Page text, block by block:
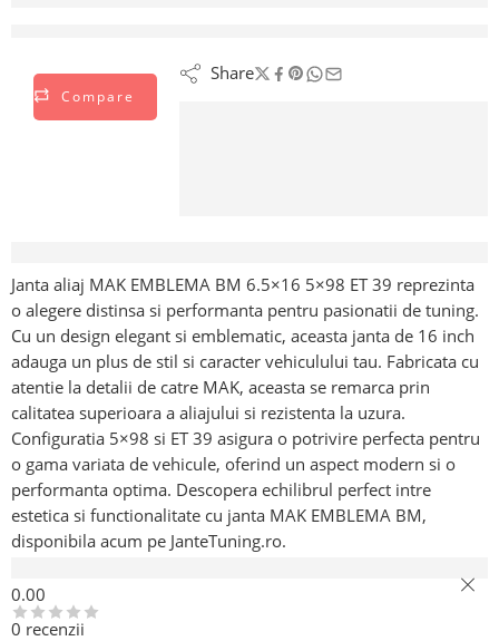
Compare
Share
Janta aliaj MAK EMBLEMA BM 6.5×16 5×98 ET 39 reprezinta
o alegere distinsa si performanta pentru pasionatii de tuning.
Cu un design elegant si emblematic, aceasta janta de 16 inch
adauga un plus de stil si caracter vehiculului tau. Fabricata cu
atentie la detalii de catre MAK, aceasta se remarca prin
calitatea superioara a aliajului si rezistenta la uzura.
Configuratia 5×98 si ET 39 asigura o potrivire perfecta pentru
o gama variata de vehicule, oferind un aspect modern si o
performanta optima. Descopera echilibrul perfect intre
estetica si functionalitate cu janta MAK EMBLEMA BM,
disponibila acum pe JanteTuning.ro.
0.00
0 recenzii